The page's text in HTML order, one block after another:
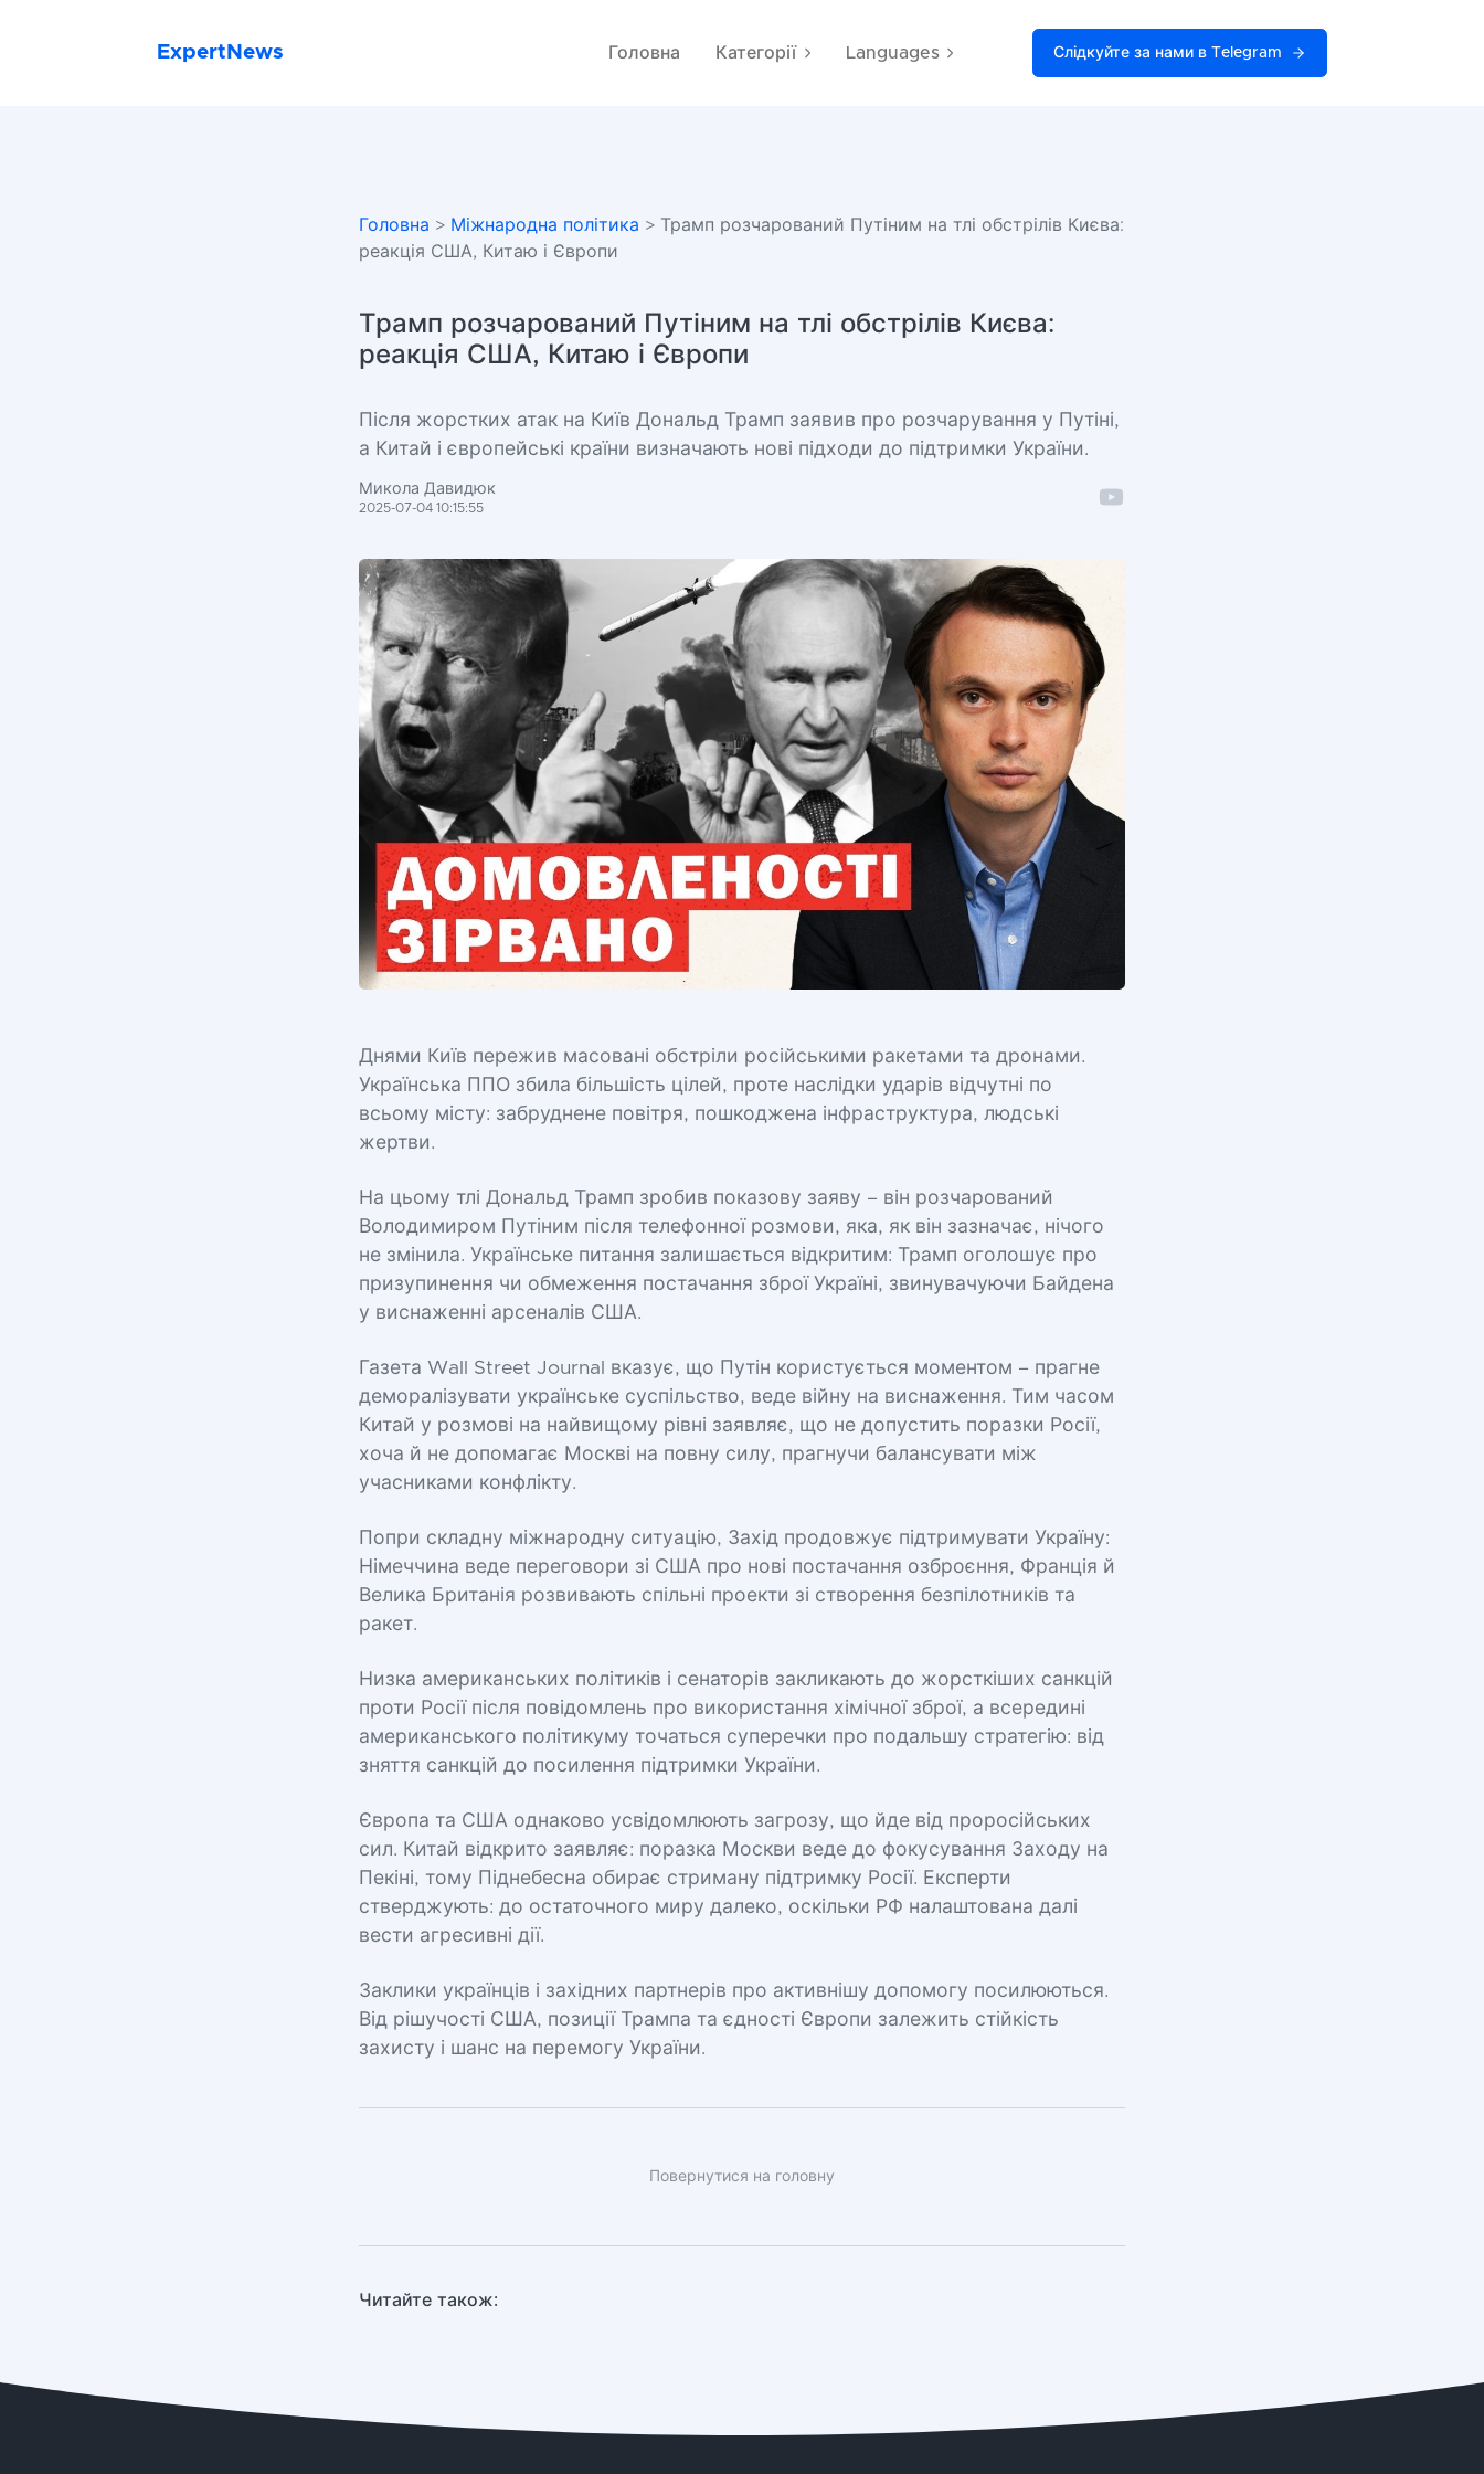
ExpertNews Головна Категорії Languages Слідкуйте за нами в Telegram
Головна > Міжнародна політика > Трамп розчарований Путіним на тлі обстрілів Києва:
реакція США, Китаю і Європи
Трамп розчарований Путіним на тлі обстрілів Києва:
реакція США, Китаю і Європи
Після жорстких атак на Київ Дональд Трамп заявив про розчарування у Путіні,
а Китай і європейські країни визначають нові підходи до підтримки України.
Микола Давидюк
2025-07-04 10:15:55
Днями Київ пережив масовані обстріли російськими ракетами та дронами.
Українська ППО збила більшість цілей, проте наслідки ударів відчутні по
всьому місту: забруднене повітря, пошкоджена інфраструктура, людські
жертви.
На цьому тлі Дональд Трамп зробив показову заяву – він розчарований
Володимиром Путіним після телефонної розмови, яка, як він зазначає, нічого
не змінила. Українське питання залишається відкритим: Трамп оголошує про
призупинення чи обмеження постачання зброї Україні, звинувачуючи Байдена
у виснаженні арсеналів США.
Газета Wall Street Journal вказує, що Путін користується моментом – прагне
деморалізувати українське суспільство, веде війну на виснаження. Тим часом
Китай у розмові на найвищому рівні заявляє, що не допустить поразки Росії,
хоча й не допомагає Москві на повну силу, прагнучи балансувати між
учасниками конфлікту.
Попри складну міжнародну ситуацію, Захід продовжує підтримувати Україну:
Німеччина веде переговори зі США про нові постачання озброєння, Франція й
Велика Британія розвивають спільні проекти зі створення безпілотників та
ракет.
Низка американських політиків і сенаторів закликають до жорсткіших санкцій
проти Росії після повідомлень про використання хімічної зброї, а всередині
американського політикуму точаться суперечки про подальшу стратегію: від
зняття санкцій до посилення підтримки України.
Європа та США однаково усвідомлюють загрозу, що йде від проросійських
сил. Китай відкрито заявляє: поразка Москви веде до фокусування Заходу на
Пекіні, тому Піднебесна обирає стриману підтримку Росії. Експерти
стверджують: до остаточного миру далеко, оскільки РФ налаштована далі
вести агресивні дії.
Заклики українців і західних партнерів про активнішу допомогу посилюються.
Від рішучості США, позиції Трампа та єдності Європи залежить стійкість
захисту і шанс на перемогу України.
Повернутися на головну
Читайте також: